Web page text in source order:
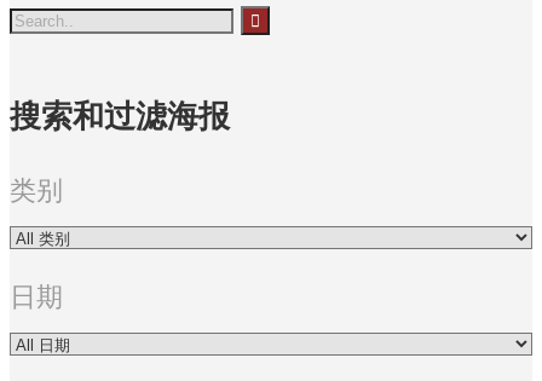
搜索和过滤海报
类别
日期